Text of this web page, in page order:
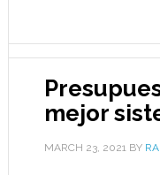
mejor
MARCH 23, 2021BY